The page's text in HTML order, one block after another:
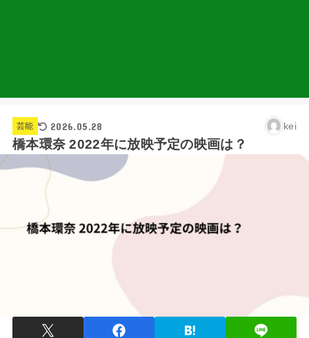
芸能 2026.05.28 kei
橋本環奈 2022年に放映予定の映画は？